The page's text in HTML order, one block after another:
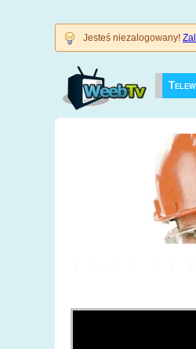
Jesteś niezalogowany!